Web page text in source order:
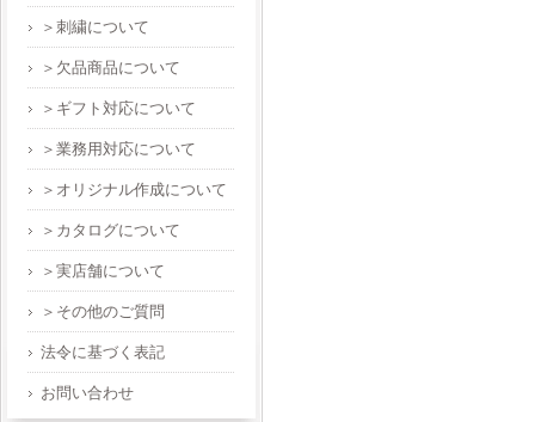
＞刺繍について
＞欠品商品について
＞ギフト対応について
＞業務用対応について
＞オリジナル作成について
＞カタログについて
＞実店舗について
＞その他のご質問
法令に基づく表記
お問い合わせ